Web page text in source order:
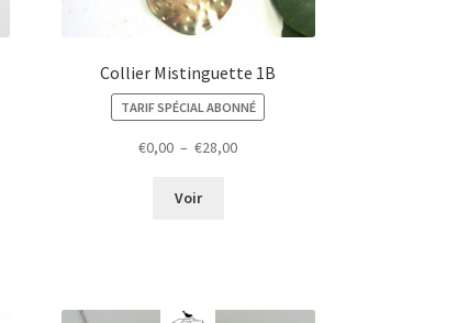
Collier Mistinguette 1B
TARIF SPÉCIAL ABONNÉ
€0,00 – €28,00Plage
Voir